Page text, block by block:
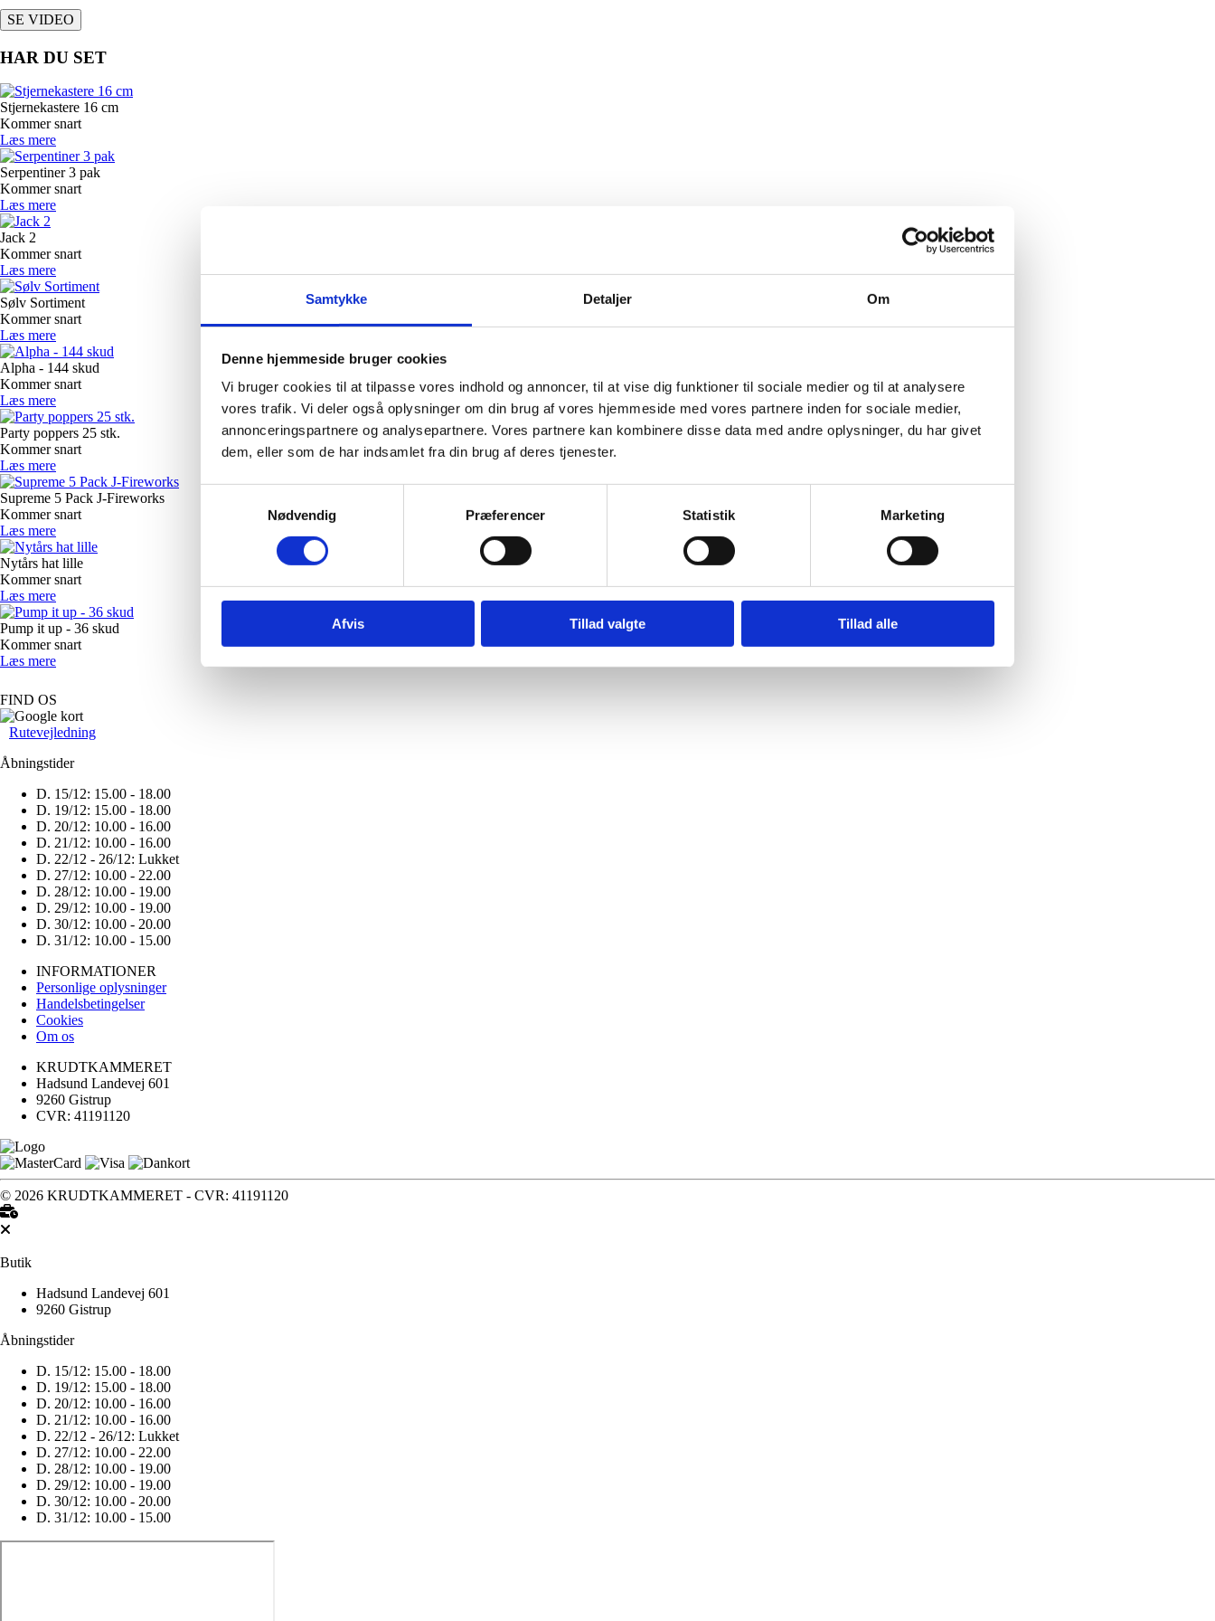
Samtykke Detaljer Om
Denne hjemmeside bruger cookies
Vi bruger cookies til at tilpasse vores indhold og annoncer, til at vise dig funktioner til sociale medier og til at analysere
vores trafik. Vi deler også oplysninger om din brug af vores hjemmeside med vores partnere inden for sociale medier,
annonceringspartnere og analysepartnere. Vores partnere kan kombinere disse data med andre oplysninger, du har givet
dem, eller som de har indsamlet fra din brug af deres tjenester.
Nødvendig
Præferencer Statistik Marketing
Afvis Tillad valgte Tillad alle
SE VIDEO
HAR DU SET
Stjernekastere 16 cm
Kommer snart
Læs mere
Serpentiner 3 pak
Kommer snart
Læs mere
Jack 2
Kommer snart
Læs mere
Sølv Sortiment
Kommer snart
Læs mere
Alpha - 144 skud
Kommer snart
Læs mere
Party poppers 25 stk.
Kommer snart
Læs mere
Supreme 5 Pack J-Fireworks
Kommer snart
Læs mere
Nytårs hat lille
Kommer snart
Læs mere
Pump it up - 36 skud
Kommer snart
Læs mere
FIND OS
Rutevejledning
Åbningstider
D. 15/12: 15.00 - 18.00
D. 19/12: 15.00 - 18.00
D. 20/12: 10.00 - 16.00
D. 21/12: 10.00 - 16.00
D. 22/12 - 26/12: Lukket
D. 27/12: 10.00 - 22.00
D. 28/12: 10.00 - 19.00
D. 29/12: 10.00 - 19.00
D. 30/12: 10.00 - 20.00
D. 31/12: 10.00 - 15.00
INFORMATIONER
Personlige oplysninger
Handelsbetingelser
Cookies
Om os
KRUDTKAMMERET
Hadsund Landevej 601
9260 Gistrup
CVR: 41191120
© 2026 KRUDTKAMMERET - CVR: 41191120
Butik
Hadsund Landevej 601
9260 Gistrup
Åbningstider
D. 15/12: 15.00 - 18.00
D. 19/12: 15.00 - 18.00
D. 20/12: 10.00 - 16.00
D. 21/12: 10.00 - 16.00
D. 22/12 - 26/12: Lukket
D. 27/12: 10.00 - 22.00
D. 28/12: 10.00 - 19.00
D. 29/12: 10.00 - 19.00
D. 30/12: 10.00 - 20.00
D. 31/12: 10.00 - 15.00